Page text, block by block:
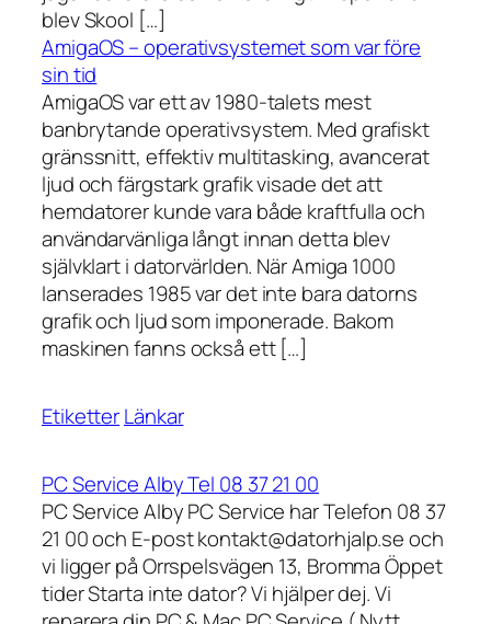
blev Skool […]
AmigaOS – operativsystemet som var före
sin tid
AmigaOS var ett av 1980-talets mest
banbrytande operativsystem. Med grafiskt
gränssnitt, effektiv multitasking, avancerat
ljud och färgstark grafik visade det att
hemdatorer kunde vara både kraftfulla och
användarvänliga långt innan detta blev
självklart i datorvärlden. När Amiga 1000
lanserades 1985 var det inte bara datorns
grafik och ljud som imponerade. Bakom
maskinen fanns också ett […]
EtiketterLänkar
PC Service Alby Tel 08 37 21 00
PC Service Alby PC Service har Telefon 08 37
21 00 och E-post kontakt@datorhjalp.se och
vi ligger på Orrspelsvägen 13, Bromma Öppet
tider Starta inte dator? Vi hjälper dej. Vi